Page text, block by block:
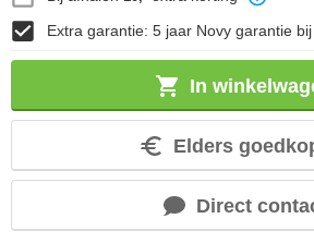
Extra garantie: 5 jaar Novy garantie
In
Elders
Direct